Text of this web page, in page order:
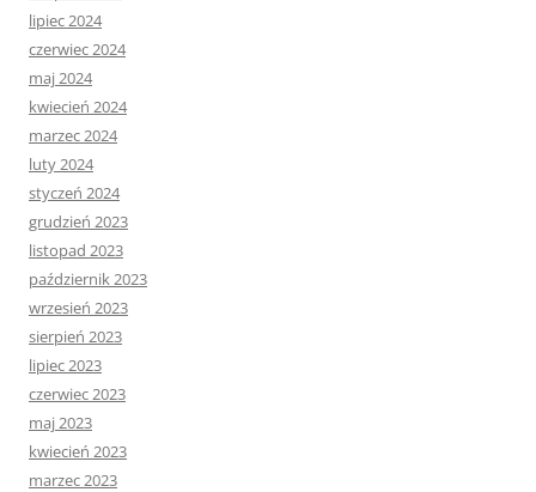
lipiec 2024
czerwiec 2024
maj 2024
kwiecień 2024
marzec 2024
luty 2024
styczeń 2024
grudzień 2023
listopad 2023
październik 2023
wrzesień 2023
sierpień 2023
lipiec 2023
czerwiec 2023
maj 2023
kwiecień 2023
marzec 2023